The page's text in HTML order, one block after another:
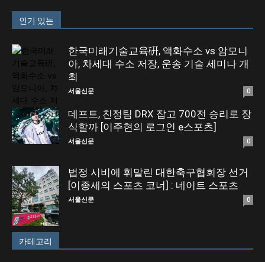
인기 있는
한국미래기술교육硏, 액화수소 vs 암모니
아, 차세대 수소 저장, 운송 기술 세미나 개
최
서울신문 0
데프트, 친정팀 DRX 잡고 700전 승리로 장
식할까 [이주현의 로그인 e스포츠]
서울신문 0
법정 시비에 휘말린 대한축구협회장 선거
[이종세의 스포츠 코너] : 네이트 스포츠
서울신문 0
카테고리